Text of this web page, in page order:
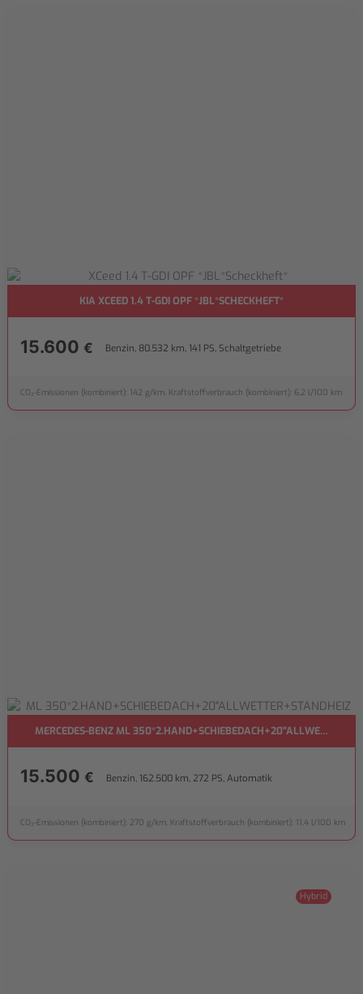
KIA XCEED 1.4 T-GDI OPF *JBL*SCHECKHEFT*
15.600 € Benzin, 80.532 km, 141 PS, Schaltgetriebe
CO₂-Emissionen (kombiniert): 142 g/km, Kraftstoffverbrauch (kombiniert): 6,2 l/100 km
MERCEDES-BENZ ML
15.500 € Benzin, 162.500 km, 272 PS, Automatik
CO₂-Emissionen (kombiniert): 270 g/km, Kraftstoffverbrauch (kombiniert): 11,4 l/100 km
Hybrid